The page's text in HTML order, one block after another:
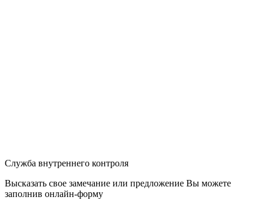
Служба внутреннего контроля
Высказать свое замечание или предложение Вы можете
заполнив онлайн-форму